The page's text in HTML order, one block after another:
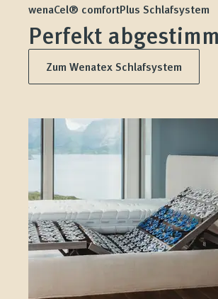
wenaCel® comfortPlus Schlafsystem
Perfekt
Zum Wenatex Schlafsystem